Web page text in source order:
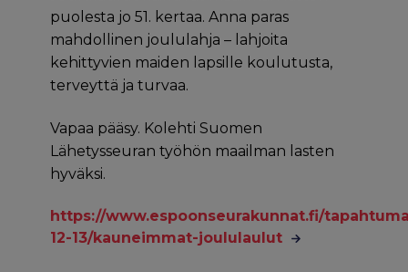
puolesta jo 51. kertaa. Anna paras
mahdollinen joululahja – lahjoita
kehittyvien maiden lapsille koulutusta,
terveyttä ja turvaa.
Vapaa pääsy. Kolehti Suomen
Lähetysseuran työhön maailman lasten
hyväksi.
https://www.espoonseurakunnat.fi/
12-13/kauneimmat-joululaulut